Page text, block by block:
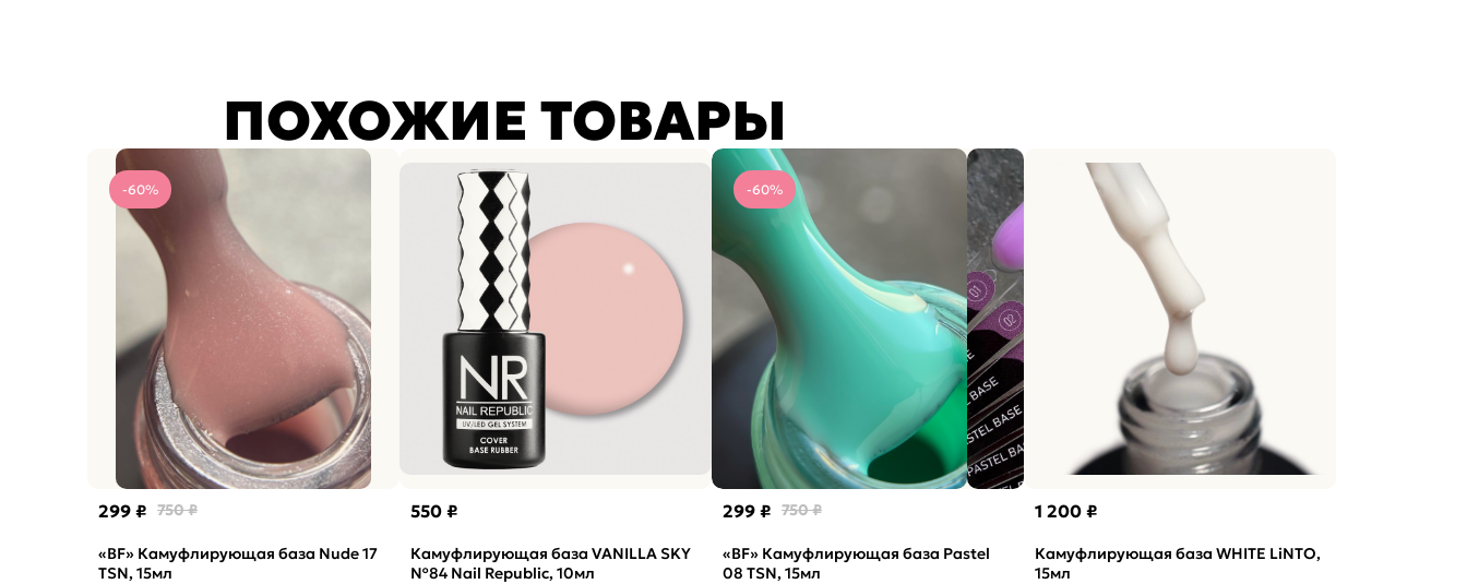
ПОХОЖИЕ ТОВАРЫ
-60%
299 ₽ 750 ₽
«BF» Камуфлирующая база Nude 17
TSN, 15мл
550 ₽
Камуфлирующая база VANILLA SKY
№84 Nail Republic, 10мл
-60%
299 ₽ 750 ₽
«BF» Камуфлирующая база Pastel
08 TSN, 15мл
1 200 ₽
Камуфлирующая база WHITE LiNTO,
15мл